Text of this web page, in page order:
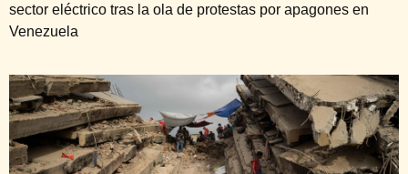
sector eléctrico tras la ola de protestas por apagones en
Venezuela